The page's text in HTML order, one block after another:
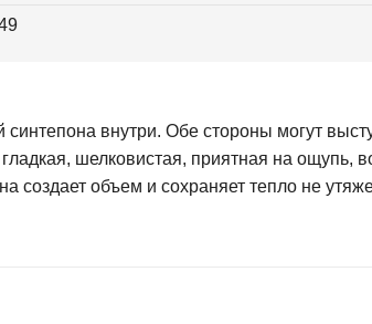
внутри. Обе стороны могут
шелковистая, приятная на
создает объем и сохраняет тепло не